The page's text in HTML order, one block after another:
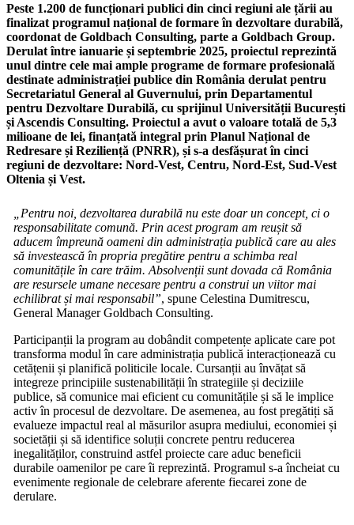
Peste 1.200 de funcționari publici din cinci regiuni ale țării au
finalizat programul național de formare în dezvoltare durabilă,
coordonat de Goldbach Consulting, parte a Goldbach Group.
Derulat între ianuarie și septembrie 2025, proiectul reprezintă
unul dintre cele mai ample programe de formare profesională
destinate administrației publice din România derulat pentru
Secretariatul General al Guvernului, prin Departamentul
pentru Dezvoltare Durabilă, cu sprijinul Universității București
și Ascendis Consulting. Proiectul a avut o valoare totală de 5,3
milioane de lei, finanțată integral prin Planul Național de
Redresare și Reziliență (PNRR), și s-a desfășurat în cinci
regiuni de dezvoltare: Nord-Vest, Centru, Nord-Est, Sud-Vest
Oltenia și Vest.
„Pentru noi, dezvoltarea durabilă nu este doar un concept, ci o
responsabilitate comună. Prin acest program am reușit să
aducem împreună oameni din administrația publică care au ales
să investească în propria pregătire pentru a schimba real
comunitățile în care trăim. Absolvenții sunt dovada că România
are resursele umane necesare pentru a construi un viitor mai
echilibrat și mai responsabil”, spune Celestina Dumitrescu,
General Manager Goldbach Consulting.
Participanții la program au dobândit competențe aplicate care pot
transforma modul în care administrația publică interacționează cu
cetățenii și planifică politicile locale. Cursanții au învățat să
integreze principiile sustenabilității în strategiile și deciziile
publice, să comunice mai eficient cu comunitățile și să le implice
activ în procesul de dezvoltare. De asemenea, au fost pregătiți să
evalueze impactul real al măsurilor asupra mediului, economiei și
societății și să identifice soluții concrete pentru reducerea
inegalităților, construind astfel proiecte care aduc beneficii
durabile oamenilor pe care îi reprezintă. Programul s-a încheiat cu
evenimente regionale de celebrare aferente fiecarei zone de
derulare.